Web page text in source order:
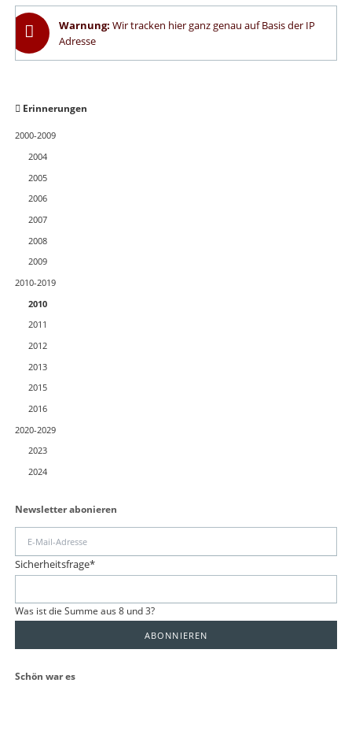
Warnung: Wir tracken hier ganz genau auf Basis der IP
Adresse
Navigation
Erinnerungen
2000-2009
2004
2005
2006
2007
2008
2009
2010-2019
2010
2011
2012
2013
2015
2016
2020-2029
2023
2024
Newsletter abonieren
Mail-
Adresse
Pflichtfeld
Sicherheitsfrage*
Was ist die Summe aus 8 und 3?
ABONNIEREN
Schön war es